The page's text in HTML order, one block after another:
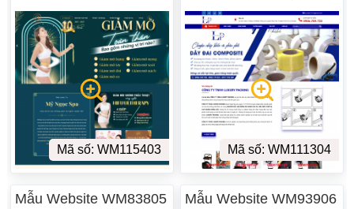
kế tại Ninh Thuận
Mã số: WM115403
kế tại Ninh Thuận
Mã số: WM111304
Mẫu Website WM83805
Mẫu Website WM93906